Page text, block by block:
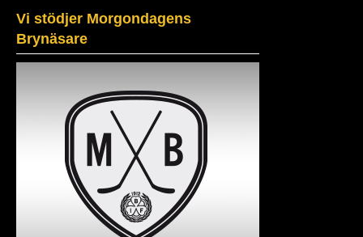
Vi stödjer Morgondagens
Brynäsare